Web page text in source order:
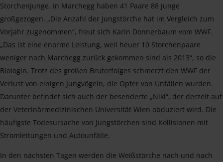
Storchenjunge. In Marchegg haben 41 Paare 88 Junge
großgezogen. „Die Anzahl der Jungstörche hat im Vergleich zum
Vorjahr zugenommen“, freut sich Karin Donnerbaum vom WWF.
„Das ist eine enorme Leistung, weil heuer 10 Storchenpaare
weniger nach Marchegg zurück gekommen sind als 2013“, so die
Biologin. Trotz des großen Bruterfolges schmerzt den WWF der
Verlust von einigen Jungvögeln, die Opfer von Unfällen wurden.
Darunter befindet sich auch der besenderte „Niki“, der derzeit auf
der Veterinärmedizinischen Universität Wien obduziert wird. Die
häufigste Todesursache von Jungstörchen sind Kollisionen mit
Stromleitungen und Autounfälle.
In den nächsten Tagen werden die Weißstörche nach und nach